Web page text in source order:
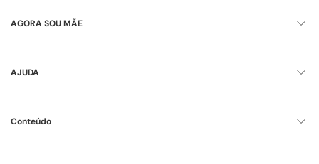
AGORA SOU MÃE
AJUDA
Conteúdo